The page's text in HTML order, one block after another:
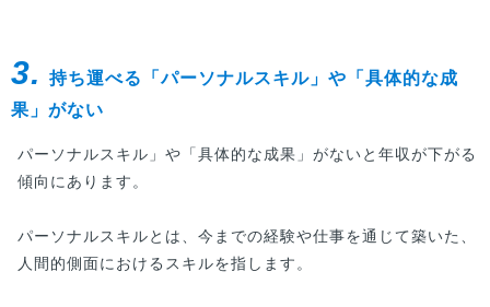
3.
持ち運べる「パーソナルスキル」や「具体的な成
果」がない
パーソナルスキル」や「具体的な成果」がないと年収が下がる
傾向にあります。
パーソナルスキルとは、今までの経験や仕事を通じて築いた、
人間的側面におけるスキルを指します。